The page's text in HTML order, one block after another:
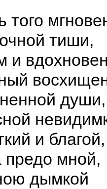
того
тиши,
и
и благой,
предо мной,
дымкой